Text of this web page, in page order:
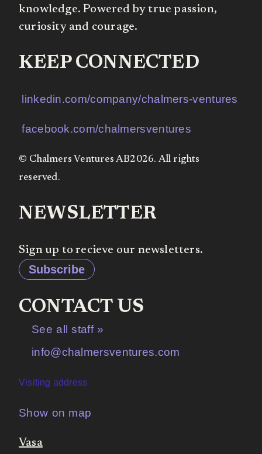
knowledge. Powered by true passion,
curiosity and courage.
KEEP CONNECTED
linkedin.com/company/chalmers-ventures
facebook.com/chalmersventures
© Chalmers Ventures AB2026. All rights
reserved.
NEWSLETTER
Sign up to recieve our newsletters.
Subscribe
CONTACT US
See all staff »
info@chalmersventures.com
Visiting address
Show on map
Vasa